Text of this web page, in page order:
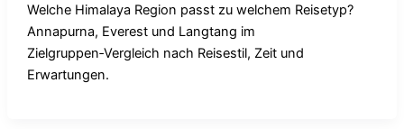
Welche Himalaya Region passt zu welchem Reisetyp?
Annapurna, Everest und Langtang im
Zielgruppen‑Vergleich nach Reisestil, Zeit und
Erwartungen.